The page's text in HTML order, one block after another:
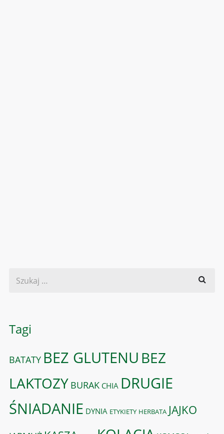
Tagi
BATATY BEZ GLUTENU BEZ
LAKTOZY BURAK CHIA DRUGIE
ŚNIADANIE DYNIA ETYKIETY HERBATA JAJKO